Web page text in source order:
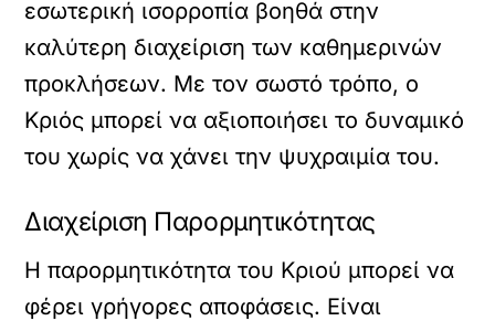
εσωτερική ισορροπία βοηθά στην
καλύτερη διαχείριση των καθημερινών
προκλήσεων. Με τον σωστό τρόπο, ο
Κριός μπορεί να αξιοποιήσει το δυναμικό
του χωρίς να χάνει την ψυχραιμία του.
Διαχείριση Παρορμητικότητας
Η παρορμητικότητα του Κριού μπορεί να
φέρει γρήγορες αποφάσεις. Είναι